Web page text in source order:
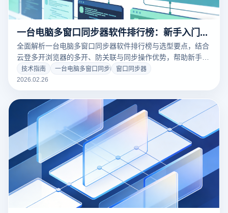
一台电脑多窗口同步器软件排行榜：新手入门与选型指南
全面解析一台电脑多窗口同步器软件排行榜与选型要点，结合
云登多开浏览器的多开、防关联与同步操作优势，帮助新手快
速提升多账号管理效率。
技术指南 一台电脑多窗口同步器 窗口同步器
2026.02.26